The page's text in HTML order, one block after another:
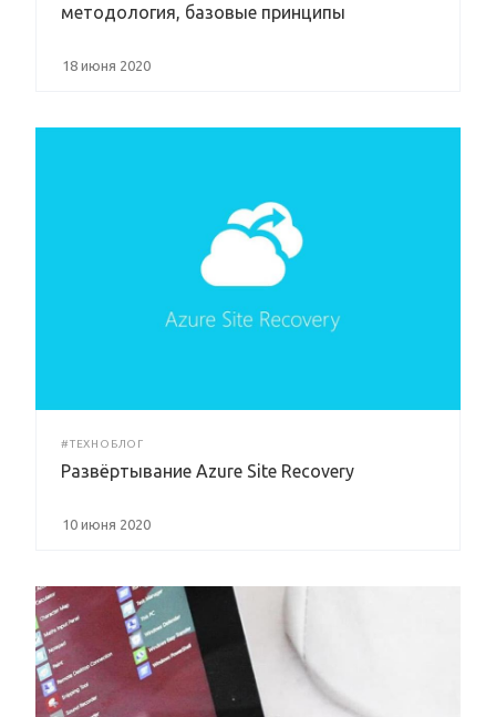
методология, базовые принципы
18 июня 2020
#ТЕХНОБЛОГ
Развёртывание Azure Site Recovery
10 июня 2020